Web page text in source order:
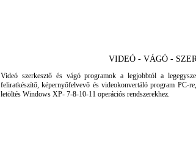
VIDEÓ - VÁGÓ -
Videó szerkesztő és vágó programok a legjobbtól a
feliratkészítő, képernyőfelvevő és videokonvertáló program PC-
letöltés Windows XP- 7-8-10-11 operációs rendszerekhez.